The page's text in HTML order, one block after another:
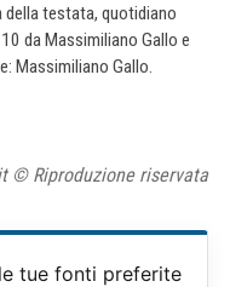
testata, quotidiano
da Massimiliano Gallo e
Massimiliano Gallo.
© Riproduzione riservata
tue fonti preferite